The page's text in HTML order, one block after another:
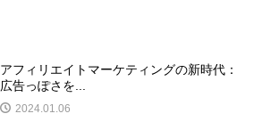
アフィリエイトマーケティングの新時代：
広告っぽさを...
2024.01.06